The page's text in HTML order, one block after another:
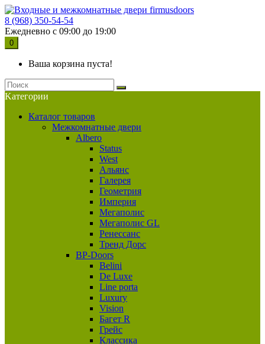
8 (968) 350-54-54
Ежедневно с 09:00 до 19:00
0
Ваша корзина пуста!
Kатегории
Каталог товаров
Межкомнатные двери
Albero
Status
West
Альянс
Галерея
Геометрия
Империя
Мегаполис
Мегаполис GL
Ренессанс
Тренд Дорс
BP-Doors
Belini
De Luxe
Line porta
Luxury
Vision
Багет R
Грейс
Классика